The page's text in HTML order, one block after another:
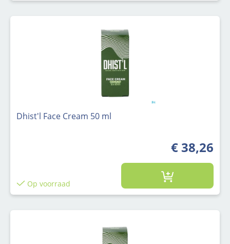
Dhist'l Face Cream 50 ml
€ 38,26
Op voorraad